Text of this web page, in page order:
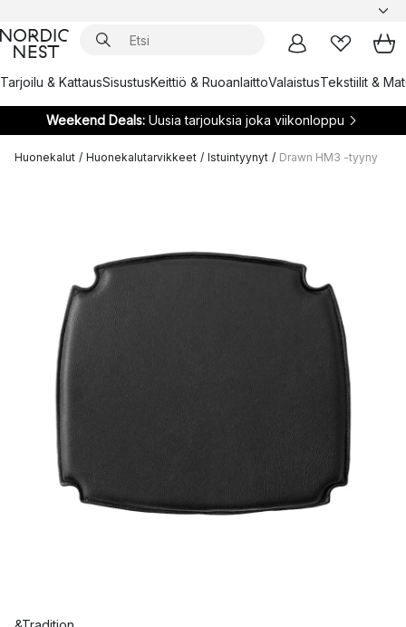
Tarjoilu & KattausSisustusKeittiö & RuoanlaittoValaistusTekstiilit &
Weekend Deals:Uusia tarjouksia joka viikonloppu
Huonekalut / Huonekalutarvikkeet / Istuintyynyt / Drawn HM3 -tyyny